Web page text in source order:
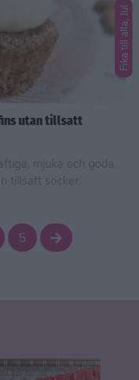
Fika till alla, Jul
utan tillsatt
5